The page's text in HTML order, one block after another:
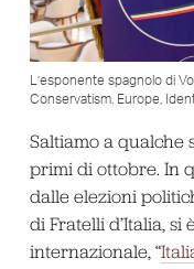
L’esponente spagnolo di
Conservatism. Europe,
Saltiamo a qualche
primi di ottobre. In
dalle elezioni
di Fratelli d’Italia,
internazionale, “